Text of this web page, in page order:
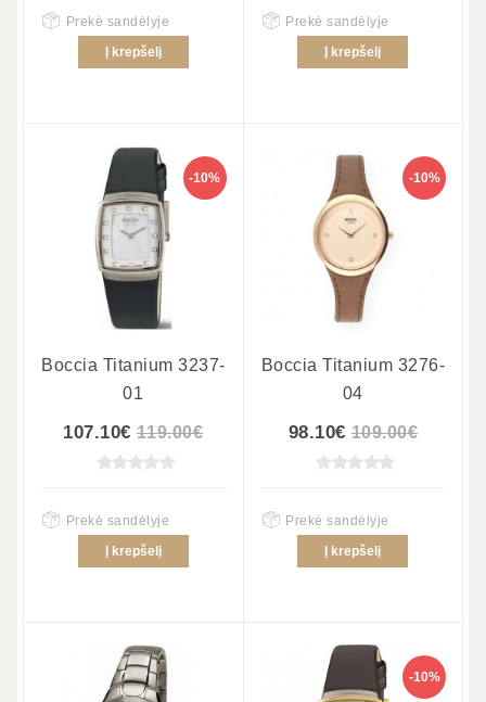
Prekė sandėlyje
Į krepšelį
Prekė sandėlyje
Į krepšelį
-10%
Boccia Titanium 3237-
01
107.10€ 119.00€
Prekė sandėlyje
Į krepšelį
-10%
Boccia Titanium 3276-
04
98.10€ 109.00€
Prekė sandėlyje
Į krepšelį
-10%